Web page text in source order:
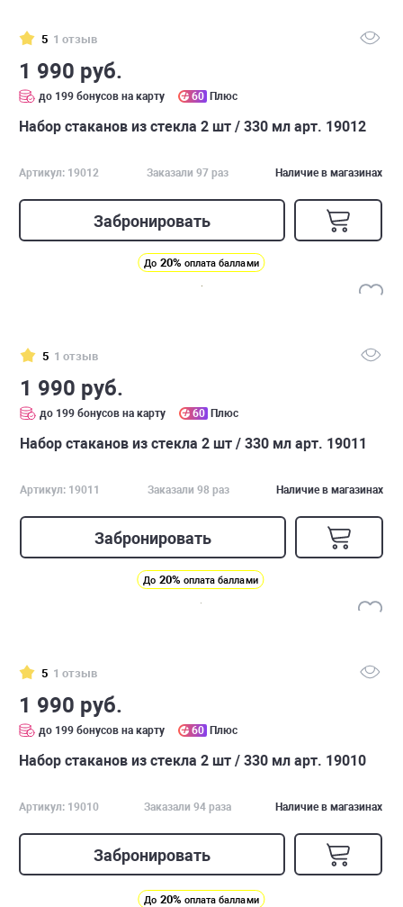
5 1 отзыв
1 990 руб.
до 199 бонусов на карту 60 Плюс
Набор стаканов из стекла 2 шт / 330 мл арт. 19012
Артикул: 19012 Заказали 97 раз Наличие в магазинах
Забронировать
До 20% оплата баллами
5 1 отзыв
1 990 руб.
до 199 бонусов на карту 60 Плюс
Набор стаканов из стекла 2 шт / 330 мл арт. 19011
Артикул: 19011 Заказали 98 раз Наличие в магазинах
Забронировать
До 20% оплата баллами
5 1 отзыв
1 990 руб.
до 199 бонусов на карту 60 Плюс
Набор стаканов из стекла 2 шт / 330 мл арт. 19010
Артикул: 19010 Заказали 94 раза Наличие в магазинах
Забронировать
До 20% оплата баллами